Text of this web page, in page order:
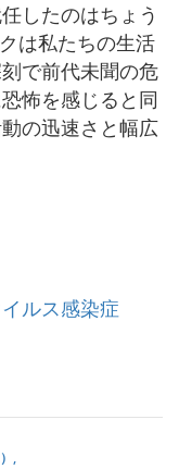
したのはちょう
は私たちの生活
で前代未聞の危
怖を感じると同
の迅速さと幅広
ルス感染症